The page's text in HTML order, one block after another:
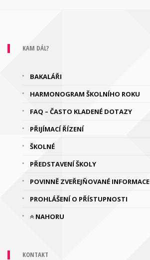
KAM DÁL?
BAKALÁŘI
HARMONOGRAM ŠKOLNÍHO ROKU
FAQ – ČASTO KLADENÉ DOTAZY
PŘIJÍMACÍ ŘÍZENÍ
ŠKOLNÉ
PŘEDSTAVENÍ ŠKOLY
POVINNĚ ZVEŘEJŇOVANÉ INFORMACE
PROHLÁŠENÍ O PŘÍSTUPNOSTI
NAHORU
KONTAKT